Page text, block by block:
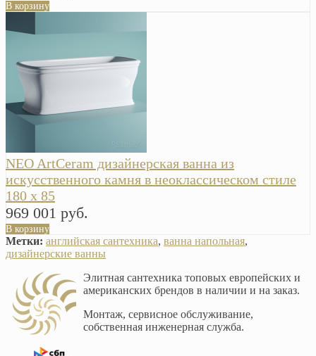
В корзину
NEO ArtCeram дизайнерская ванна из
искусственного камня в неоклассическом стиле
180 х 85
969 001 руб.
В корзину
Метки: английская сантехника, ванна напольная,
дизайнерские ванны
Элитная сантехника топовых европейских и
американских брендов в наличии и на заказ.
Монтаж, сервисное обслуживание,
собственная инженерная служба.